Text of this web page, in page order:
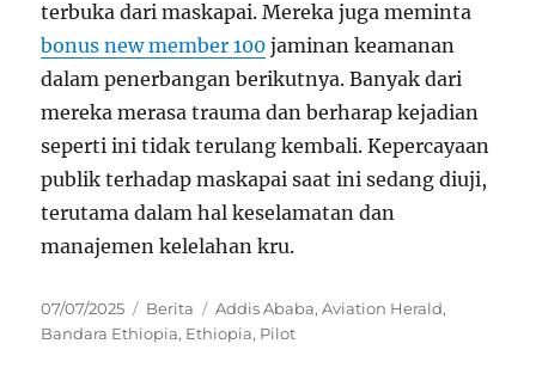
terbuka dari maskapai. Mereka juga meminta
bonus new member 100 jaminan keamanan
dalam penerbangan berikutnya. Banyak dari
mereka merasa trauma dan berharap kejadian
seperti ini tidak terulang kembali. Kepercayaan
publik terhadap maskapai saat ini sedang diuji,
terutama dalam hal keselamatan dan
manajemen kelelahan kru.
Posted
on
07/07/2025 Categories
Berita Tags
Addis Ababa,Aviation Herald,
Bandara Ethiopia, Ethiopia, Pilot